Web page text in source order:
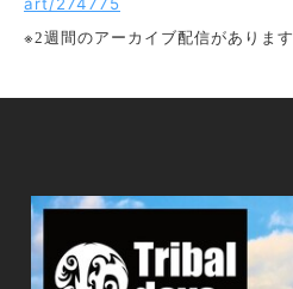
※2週間のアーカイブ配信があります